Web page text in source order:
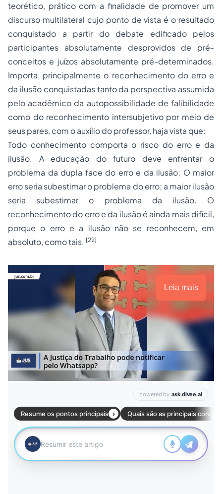
teorético, prático com a finalidade de promover um
discurso multilateral cujo ponto de vista é o resultado
conquistado a partir do debate edificado pelos
participantes absolutamente desprovidos de pré-
conceitos e juízos absolutamente pré-determinados.
Importa, principalmente o reconhecimento do erro e
da ilusão conquistadas tanto da perspectiva assumida
pelo acadêmico da autopossibilidade de falibilidade
como do reconhecimento intersubjetivo por meio de
seus pares, com o auxílio do professor, haja vista que:
Todo conhecimento comporta o risco do erro e da
ilusão. A educação do futuro deve enfrentar o
problema da dupla face do erro e da ilusão; O maior
erro seria subestimar o problema do erro; a maior ilusão
seria subestimar o problema da ilusão. O
reconhecimento do erro e da ilusão é ainda mais difícil,
porque o erro e a ilusão não se reconhecem, em
absoluto, como tais. [22]
Leia mais